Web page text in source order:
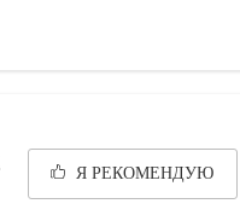
Я РЕКОМЕНДУЮ